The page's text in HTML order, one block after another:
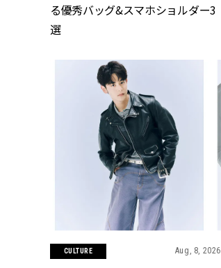
る優秀バッグ&スマホショルダー3
選
CULTURE Aug, 8, 2026